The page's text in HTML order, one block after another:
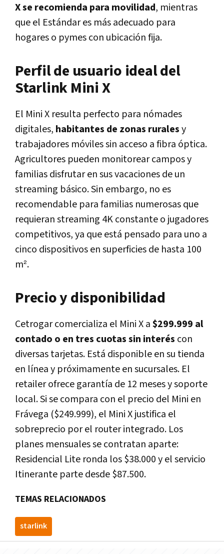
X se recomienda para movilidad, mientras
que el Estándar es más adecuado para
hogares o pymes con ubicación fija.
Perfil de usuario ideal del
Starlink Mini X
El Mini X resulta perfecto para nómades
digitales, habitantes de zonas ruralesy
trabajadores móviles sin acceso a fibra óptica.
Agricultores pueden monitorear campos y
familias disfrutar en sus vacaciones de un
streaming básico. Sin embargo, no es
recomendable para familias numerosas que
requieran streaming 4K constante o jugadores
competitivos, ya que está pensado para uno a
cinco dispositivos en superficies de hasta 100
m².
Precio y disponibilidad
Cetrogar comercializa el Mini X a$299.999 al
contado o en tres cuotas sin interés con
diversas tarjetas. Está disponible en su tienda
en línea y próximamente en sucursales. El
retailer ofrece garantía de 12 meses y soporte
local. Si se compara con el precio del Mini en
Frávega ($249.999), el Mini X justifica el
sobreprecio por el router integrado. Los
planes mensuales se contratan aparte:
Residencial Lite ronda los $38.000 y el servicio
Itinerante parte desde $87.500.
TEMAS RELACIONADOS
starlink